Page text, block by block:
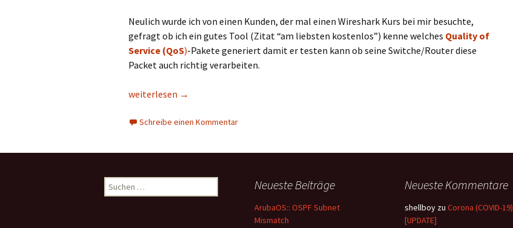
Neulich wurde ich von einen Kunden, der mal einen Wireshark Kurs bei mir besuchte,
gefragt ob ich ein gutes Tool (Zitat “am liebsten kostenlos”) kenne welches Quality of
Service (QoS)-Pakete generiert damit er testen kann ob seine Switche/Router diese
Packet auch richtig verarbeiten.
ToolTime#2::Ping (Teil 2::QoS mittels Ping testen)
weiterlesen →
Schreibe einen Kommentar
Suchen
nach:
Neueste Beiträge
ArubaOS:: OSPF Subnet
Mismatch
Neueste Kommentare
shellboy zu Corona (COVID-19)
[UPDATE]